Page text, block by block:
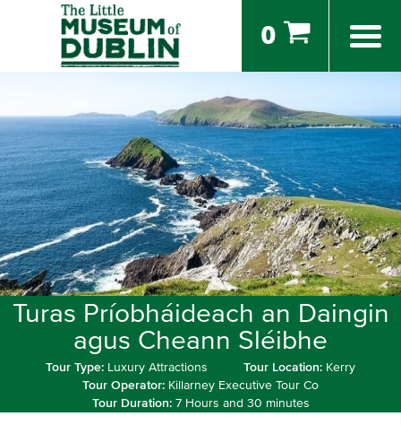
0
Turas Príobháideach an Daingin
agus Cheann Sléibhe
Tour Type: Luxury Attractions Tour Location: Kerry
Tour Operator: Killarney Executive Tour Co
Tour Duration: 7 Hours and 30 minutes